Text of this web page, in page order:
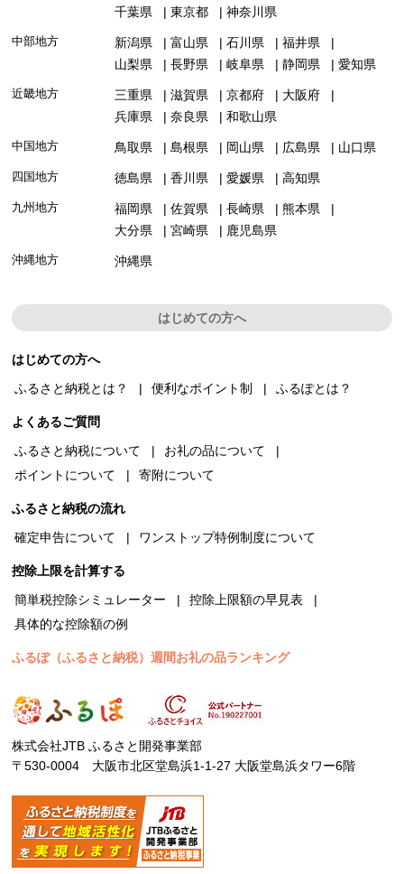
千葉県
東京都 神奈川県
中部地方 新潟県 富山県 石川県
福井県
山梨県
長野県 岐阜県 静岡県 愛知県
近畿地方 三重県 滋賀県 京都府
大阪府
兵庫県
奈良県 和歌山県
中国地方 鳥取県 島根県 岡山県 広島県 山口県
四国地方 徳島県 香川県 愛媛県 高知県
九州地方 福岡県 佐賀県 長崎県
熊本県
大分県
宮崎県 鹿児島県
沖縄地方 沖縄県
はじめての方へ
はじめての方へ
ふるさと納税とは？
便利なポイント制 ふるぽとは？
よくあるご質問
ふるさと納税について
お礼の品について
ポイントについて
寄附について
ふるさと納税の流れ
確定申告について
ワンストップ特例制度について
控除上限を計算する
簡単税控除シミュレーター
控除上限額の早見表
具体的な控除額の例
ふるぽ（ふるさと納税）週間お礼の品ランキング
株式会社JTB ふるさと開発事業部
〒530-0004 大阪市北区堂島浜1-1-27 大阪堂島浜タワー6階